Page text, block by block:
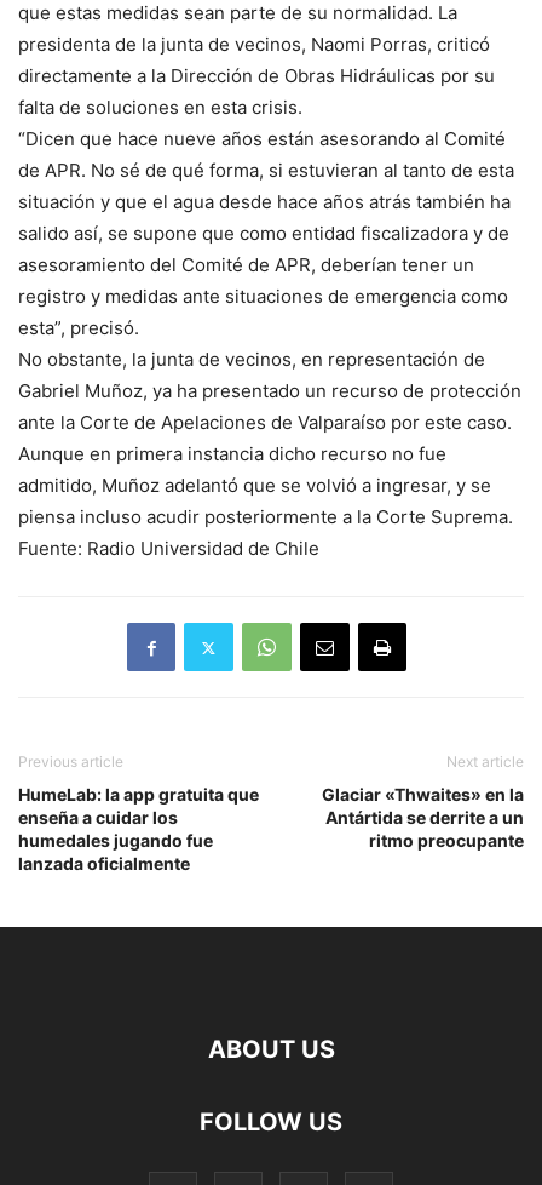
que estas medidas sean parte de su normalidad. La
presidenta de la junta de vecinos, Naomi Porras, criticó
directamente a la Dirección de Obras Hidráulicas por su
falta de soluciones en esta crisis.
“Dicen que hace nueve años están asesorando al Comité
de APR. No sé de qué forma, si estuvieran al tanto de esta
situación y que el agua desde hace años atrás también ha
salido así, se supone que como entidad fiscalizadora y de
asesoramiento del Comité de APR, deberían tener un
registro y medidas ante situaciones de emergencia como
esta”, precisó.
No obstante, la junta de vecinos, en representación de
Gabriel Muñoz, ya ha presentado un recurso de protección
ante la Corte de Apelaciones de Valparaíso por este caso.
Aunque en primera instancia dicho recurso no fue
admitido, Muñoz adelantó que se volvió a ingresar, y se
piensa incluso acudir posteriormente a la Corte Suprema.
Fuente: Radio Universidad de Chile
Previous article
HumeLab: la app gratuita que
enseña a cuidar los
humedales jugando fue
lanzada oficialmente
Next article
Glaciar «Thwaites» en la
Antártida se derrite a un
ritmo preocupante
ABOUT US
FOLLOW US